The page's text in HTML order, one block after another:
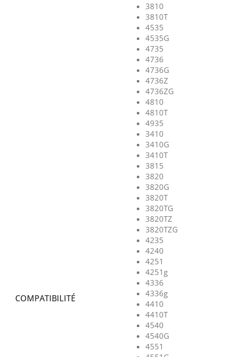
COMPATIBILITÉ
3810
3810T
4535
4535G
4735
4736
4736G
4736Z
4736ZG
4810
4810T
4935
3410
3410G
3410T
3815
3820
3820G
3820T
3820TG
3820TZ
3820TZG
4235
4240
4251
4251g
4336
4336g
4410
4410T
4540
4540G
4551